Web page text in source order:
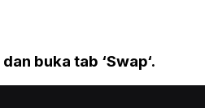
dan buka tab ‘Swap‘.